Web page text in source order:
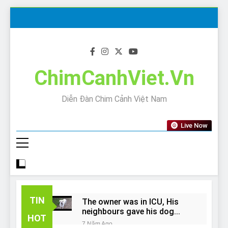
ChimCanhViet.Vn
Diễn Đàn Chim Cảnh Việt Nam
Live Now
TIN
HOT
The owner was in ICU, His
neighbours gave his dog
away!
7 Năm Ago